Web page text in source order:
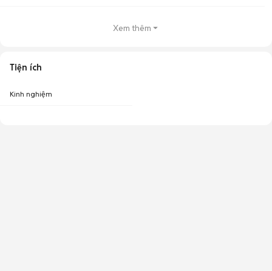
Xem thêm
Tiện ích
Kinh nghiệm